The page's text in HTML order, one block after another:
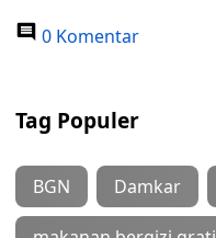
0 Komentar
Tag Populer
BGN Damkar